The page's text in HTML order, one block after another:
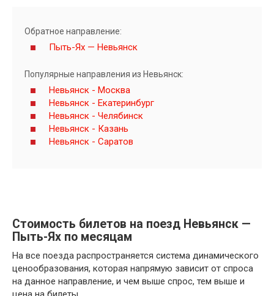
Обратное направление:
Пыть-Ях — Невьянск
Популярные направления из Невьянск:
Невьянск - Москва
Невьянск - Екатеринбург
Невьянск - Челябинск
Невьянск - Казань
Невьянск - Саратов
Стоимость билетов на поезд Невьянск —
Пыть-Ях по месяцам
На все поезда распространяется система динамического
ценообразования, которая напрямую зависит от спроса
на данное направление, и чем выше спрос, тем выше и